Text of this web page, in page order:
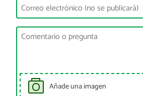
Añade una imagen